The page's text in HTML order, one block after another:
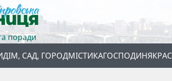
поради
ДІМ, САД, ГОРОДМІСТИКАГОСПОДИНЯ